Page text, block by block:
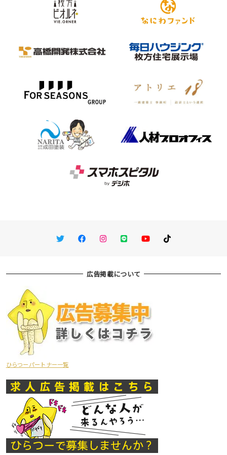
TwitterFacebookInstagram
LINE You TubeTikTok
広告掲載について
ひらつーパートナー一覧